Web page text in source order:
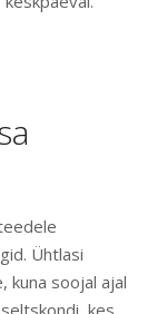
Ühtlasi
kuna soojal ajal